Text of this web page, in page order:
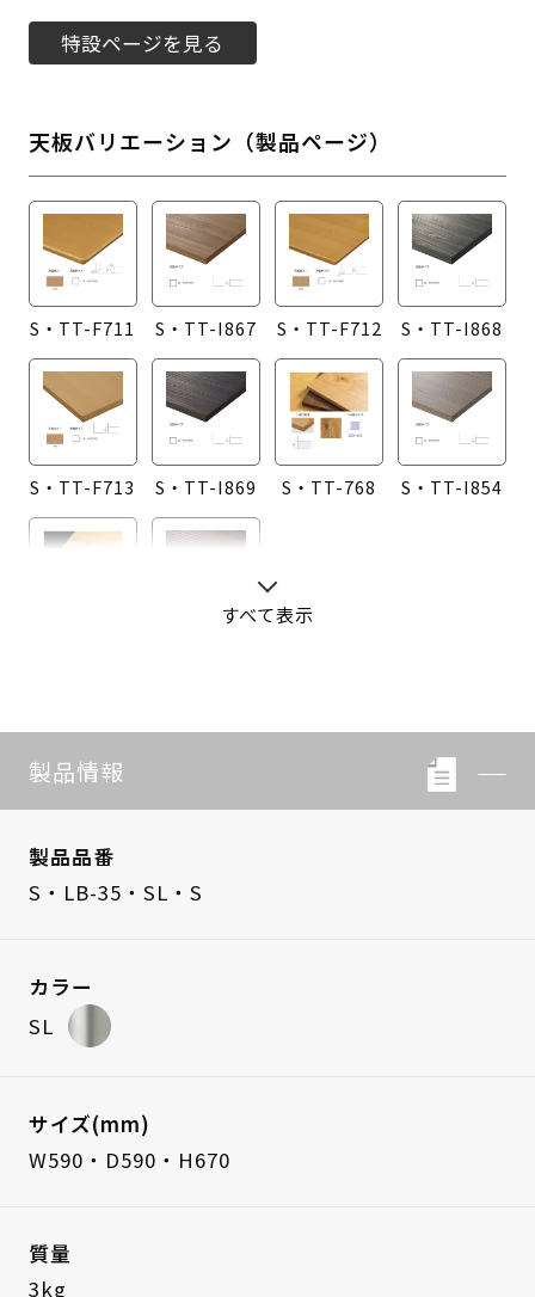
特設ページを見る
天板バリエーション（製品ページ）
S・TT-F711 S・TT-I867 S・TT-F712 S・TT-I868
S・TT-F713 S・TT-I869 S・TT-768 S・TT-I854
すべて表示
製品情報
製品品番
S・LB-35・SL・S
カラー
SL
サイズ(mm)
W590・D590・H670
質量
3kg